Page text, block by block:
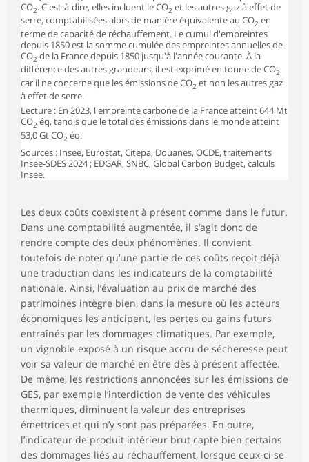
CO2. C'est-à-dire, elles incluent le CO2 et les autres gaz à effet de
serre, comptabilisées alors de manière équivalente au CO2 en
terme de capacité de réchauffement. Le cumul d'empreintes
depuis 1850 est la somme cumulée des empreintes annuelles de
CO2 de la France depuis 1850 jusqu'à l'année courante. À la
différence des autres grandeurs, il est exprimé en tonne de CO2
car il ne concerne que les émissions de CO2 et non les autres gaz
à effet de serre.
Lecture : En 2023, l'empreinte carbone de la France atteint 644 Mt
CO2 éq, tandis que le total des émissions dans le monde atteint
53,0 Gt CO2 éq.
Sources : Insee, Eurostat, Citepa, Douanes, OCDE, traitements
Insee-SDES 2024 ; EDGAR, SNBC, Global Carbon Budget, calculs
Insee.
Les deux coûts coexistent à présent comme dans le futur.
Dans une comptabilité augmentée, il s’agit donc de
rendre compte des deux phénomènes. Il convient
toutefois de noter qu’une partie de ces coûts reçoit déjà
une traduction dans les indicateurs de la comptabilité
nationale. Ainsi, l’évaluation au prix de marché des
patrimoines intègre bien, dans la mesure où les acteurs
économiques les anticipent, les pertes ou gains futurs
entraînés par les dommages climatiques. Par exemple,
un vignoble exposé à un risque accru de sécheresse peut
voir sa valeur de marché en être dès à présent affectée.
De même, les restrictions annoncées sur les émissions de
GES, par exemple l’interdiction de vente des véhicules
thermiques, diminuent la valeur des entreprises
émettrices et qui n’y sont pas préparées. En outre,
l’indicateur de produit intérieur brut capte bien certains
des dommages liés au réchauffement, lorsque ceux-ci se